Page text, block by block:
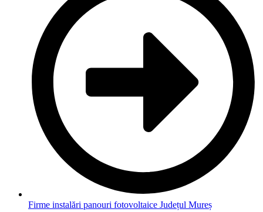
Firme instalări panouri fotovoltaice Județul Mureș